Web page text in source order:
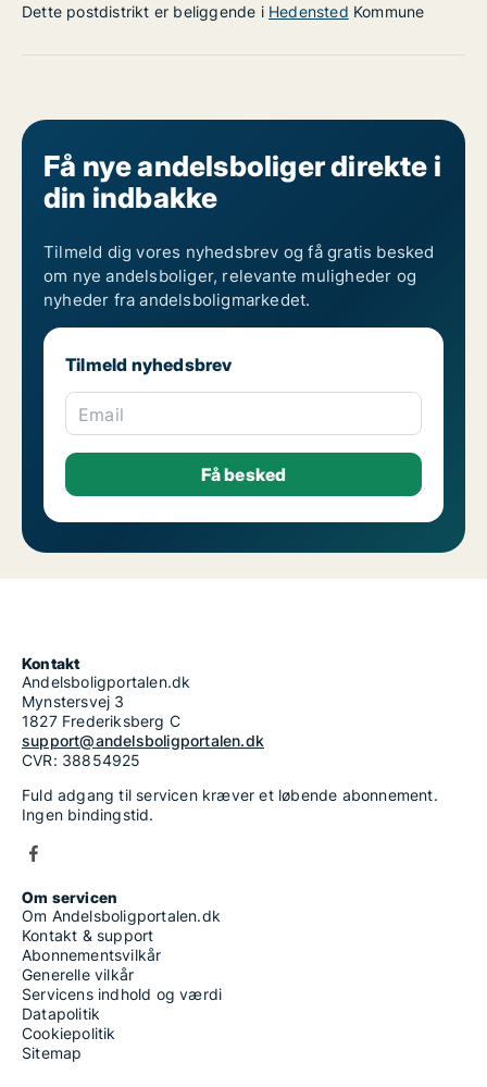
Dette postdistrikt er beliggende i Hedensted Kommune
Få nye andelsboliger direkte i
din indbakke
Tilmeld dig vores nyhedsbrev og få gratis besked
om nye andelsboliger, relevante muligheder og
nyheder fra andelsboligmarkedet.
Tilmeld nyhedsbrev
Email
Kontakt
Andelsboligportalen.dk
Mynstersvej 3
1827 Frederiksberg C
support@andelsboligportalen.dk
CVR: 38854925
Fuld adgang til servicen kræver et løbende abonnement.
Ingen bindingstid.
Om servicen
Om Andelsboligportalen.dk
Kontakt & support
Abonnementsvilkår
Generelle vilkår
Servicens indhold og værdi
Datapolitik
Cookiepolitik
Sitemap